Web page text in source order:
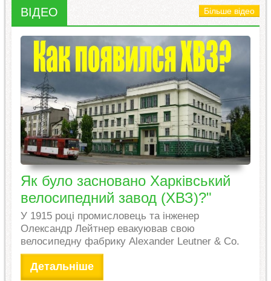
ВІДЕО Більше відео
Як було засновано Харківський
велосипедний завод (ХВЗ)?"
У 1915 році промисловець та інженер
Олександр Лейтнер евакуював свою
велосипедну фабрику Alexander Leutner & Co.
Детальніше